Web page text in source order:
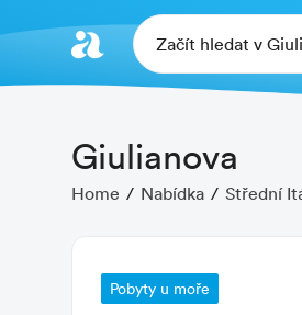
Začít hledat v
Giulianova
Home Nabídka Střední
Pobyty u moře